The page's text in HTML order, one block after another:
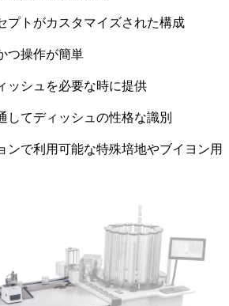
プトがカスタマイズされた構成
つ操作が簡単
ッシュを必要な時に提供
してディッシュの性格な識別
ンで利用可能な特殊培地やブイヨン用